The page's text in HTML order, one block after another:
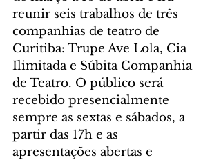
reunir seis trabalhos de três
companhias de teatro de
Curitiba: Trupe Ave Lola, Cia
Ilimitada e Súbita Companhia
de Teatro. O público será
recebido presencialmente
sempre as sextas e sábados, a
partir das 17h e as
apresentações abertas e